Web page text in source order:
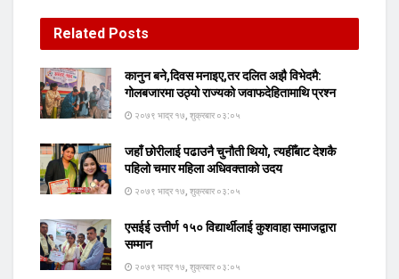
Related Posts
कानुन बने,दिवस मनाइए,तर दलित अझै विभेदमै:
गोलबजारमा उठ्यो राज्यको जवाफदेहितामाथि प्रश्न
२०७९ भाद्र १७, शुक्रबार ०३:०५
जहाँ छोरीलाई पढाउनै चुनौती थियो, त्यहीँबाट देशकै
पहिलो चमार महिला अधिवक्ताको उदय
२०७९ भाद्र १७, शुक्रबार ०३:०५
एसईई उत्तीर्ण १५० विद्यार्थीलाई कुशवाहा समाजद्वारा
सम्मान
२०७९ भाद्र १७, शुक्रबार ०३:०५